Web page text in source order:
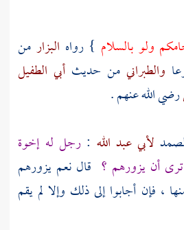
ولو بالسلام } رواه البزار من
والطبراني من حديث أبي الطفيل
رضي الله عنهم .
لأبي عبد الله :رجل له إخوة
أن يزورهم ؟ قال نعم يزورهم
، فإن أجابوا إلى ذلك وإلا لم يقم